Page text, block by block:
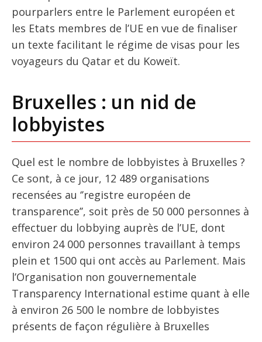
pourparlers entre le Parlement européen et
les Etats membres de l’UE en vue de finaliser
un texte facilitant le régime de visas pour les
voyageurs du Qatar et du Koweït.
Bruxelles : un nid de
lobbyistes
Quel est le nombre de lobbyistes à Bruxelles ?
Ce sont, à ce jour, 12 489 organisations
recensées au ‘’registre européen de
transparence’’, soit près de 50 000 personnes à
effectuer du lobbying auprès de l’UE, dont
environ 24 000 personnes travaillant à temps
plein et 1500 qui ont accès au Parlement. Mais
l’Organisation non gouvernementale
Transparency International estime quant à elle
à environ 26 500 le nombre de lobbyistes
présents de façon régulière à Bruxelles